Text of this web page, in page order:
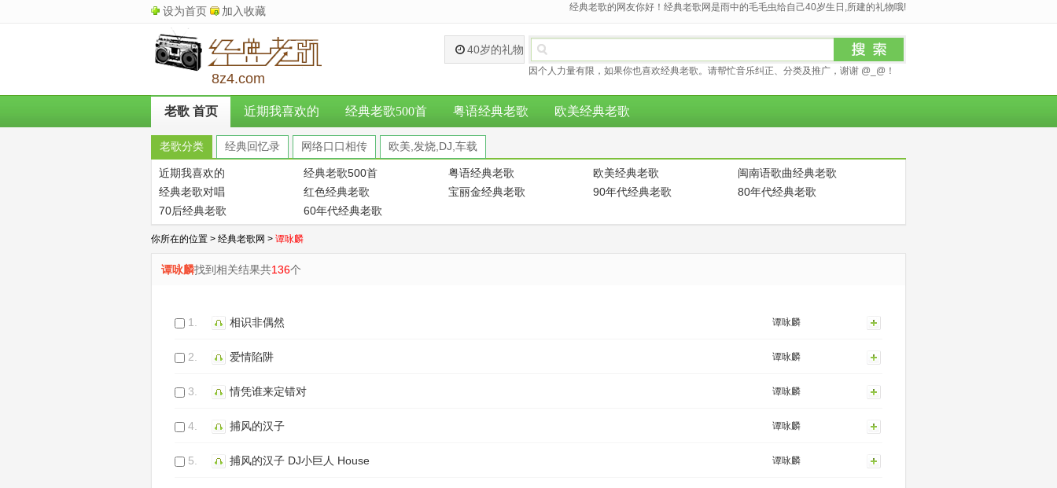
设为首页 加入收藏 经典老歌的网友你好！经典老歌网是雨中的毛毛虫给自己40岁生日,所建的礼物哦!
8z4.com
40岁的礼物
因个人力量有限，如果你也喜欢经典老歌。请帮忙音乐纠正、分类及推广，谢谢 @_@！
老歌 首页 近期我喜欢的 经典老歌500首 粤语经典老歌 欧美经典老歌
老歌分类 经典回忆录 网络口口相传 欧美,发烧,DJ,车载
近期我喜欢的 经典老歌500首 粤语经典老歌 欧美经典老歌
闽南语歌曲经典老歌
经典老歌对唱
红色经典老歌 宝丽金经典老歌 90年代经典老歌
80年代经典老歌
70后经典老歌
60年代经典老歌
你所在的位置 > 经典老歌网 > 谭咏麟
谭咏麟找到相关结果共136个
1. 相识非偶然 谭咏麟
2. 爱情陷阱 谭咏麟
3. 情凭谁来定错对 谭咏麟
4. 捕风的汉子 谭咏麟
5. 捕风的汉子 DJ小巨人 House 谭咏麟